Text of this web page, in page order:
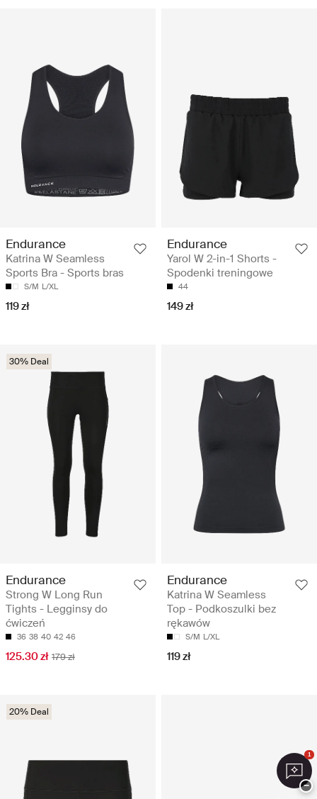
Endurance
Katrina W Seamless
Sports Bra - Sports bras
S/M L/XL
119 zł
Endurance
Yarol W 2-in-1 Shorts -
Spodenki treningowe
44
149 zł
30% Deal
Endurance
Strong W Long Run
Tights - Legginsy do
ćwiczeń
36 38 40 42 46
125.30 zł 179 zł
Endurance
Katrina W Seamless
Top - Podkoszulki bez
rękawów
S/M L/XL
119 zł
20% Deal
1
−